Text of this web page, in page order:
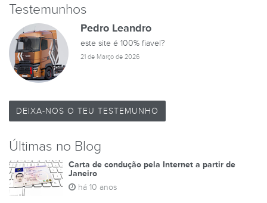
Testemunhos
Pedro Leandro
este site é 100% fiavel?
21 de Março de 2026
DEIXA-NOS O TEU TESTEMUNHO
Últimas no Blog
Carta de condução pela Internet a partir de
Janeiro
há 10 anos